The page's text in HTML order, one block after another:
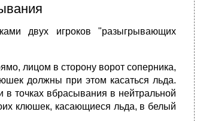
двух игроков "разыгрывающих
лицом в сторону ворот соперника,
должны при этом касаться льда.
точках вбрасывания в нейтральной
клюшек, касающиеся льда, в белый